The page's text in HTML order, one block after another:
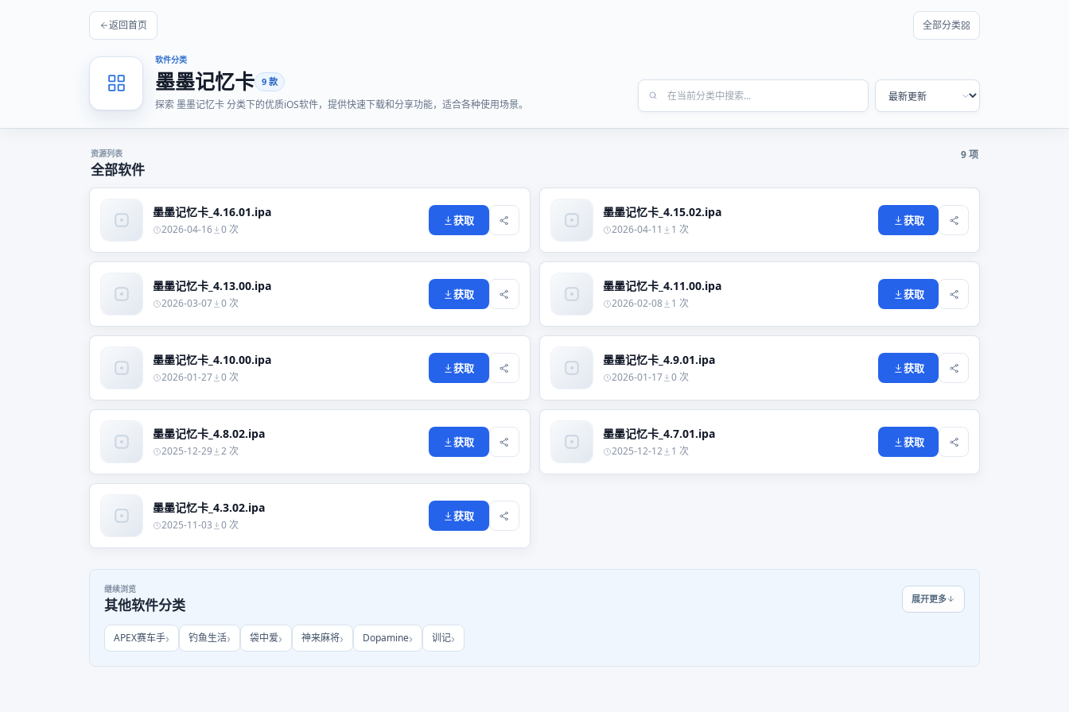
返回首页 全部分类
软件分类
墨墨记忆卡 9 款
探索 墨墨记忆卡 分类下的优质iOS软件，提供快速下载和分享功能，适合各种使用场景。
资源列表
全部软件
9 项
墨墨记忆卡_4.16.01.ipa
2026-04-16 0 次
获取
墨墨记忆卡_4.15.02.ipa
2026-04-11 1 次
获取
墨墨记忆卡_4.13.00.ipa
2026-03-07 0 次
获取
墨墨记忆卡_4.11.00.ipa
2026-02-08 1 次
获取
墨墨记忆卡_4.10.00.ipa
2026-01-27 0 次
获取
墨墨记忆卡_4.9.01.ipa
2026-01-17 0 次
获取
墨墨记忆卡_4.8.02.ipa
2025-12-29 2 次
获取
墨墨记忆卡_4.7.01.ipa
2025-12-12 1 次
获取
墨墨记忆卡_4.3.02.ipa
2025-11-03 0 次
获取
继续浏览
其他软件分类 展开更多
APEX赛车手 钓鱼生活 袋中爱 神来麻将 Dopamine 训记